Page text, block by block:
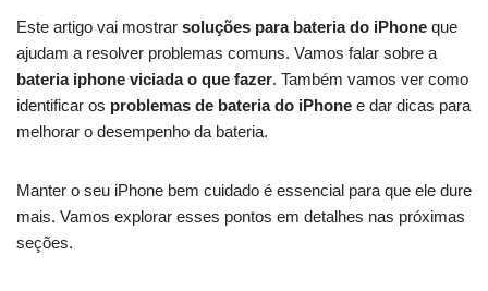
Este artigo vai mostrar soluções para bateria do iPhone que
ajudam a resolver problemas comuns. Vamos falar sobre a
bateria iphone viciada o que fazer. Também vamos ver como
identificar os problemas de bateria do iPhone e dar dicas para
melhorar o desempenho da bateria.
Manter o seu iPhone bem cuidado é essencial para que ele dure
mais. Vamos explorar esses pontos em detalhes nas próximas
seções.